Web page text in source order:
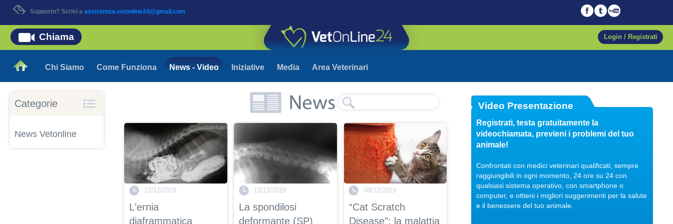
Supporto? Scrivi a assistenza.vetonline24@gmail.com
Chi Siamo Come Funziona News - Video Iniziative Media Area Veterinari
Login / Registrati
Chiama
Categorie
News Vetonline
12/12/2019
L'ernia
diaframmatica
12/12/2019
La spondilosi
deformante (SP)
08/12/2019
“Cat Scratch
Disease”: la malattia
Video Presentazione
Registrati, testa gratuitamente la
videochiamata, previeni i problemi del tuo
animale!
Confrontati con medici veterinari qualificati, sempre
raggiungibili in ogni momento, 24 ore su 24 con
qualsiasi sistema operativo, con smartphone o
computer, e ottieni i migliori suggerimenti per la salute
e il benessere del tuo animale.
Veterinario di fiducia
Dott. Maurizio Albano
Guarda il video
04/10/2017
Regalare un pet